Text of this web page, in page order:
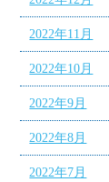
2022年11月
2022年10月
2022年9月
2022年8月
2022年7月